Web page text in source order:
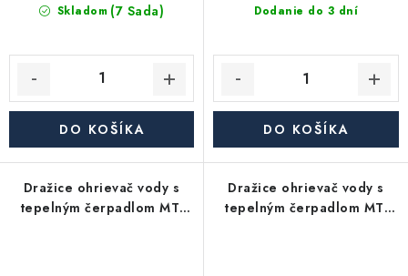
Skladom (7 Sada)
DO KOŠÍKA
Dodanie do 3 dní
DO KOŠÍKA
Dražice ohrievač vody s
tepelným čerpadlom MT-
Dražice ohrievač vody s
tepelným čerpadlom MT-